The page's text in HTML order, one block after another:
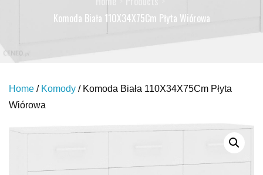
Komoda Biała 110X34X75Cm Płyta Wiórowa
Home / Komody / Komoda Biała 110X34X75Cm Płyta
Wiórowa